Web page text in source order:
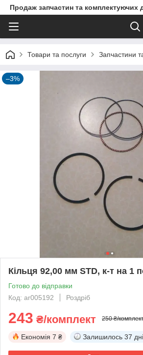
Продаж запчастин та комплектуючих
Товари та послуги Запчастини
–3%
Кільця 92,00 мм STD, к-т на 1
Готово до відправки
Код: ar005192
Роздріб
243 ₴/комплект 250 ₴/
Економія 7 ₴ Залишилось 37